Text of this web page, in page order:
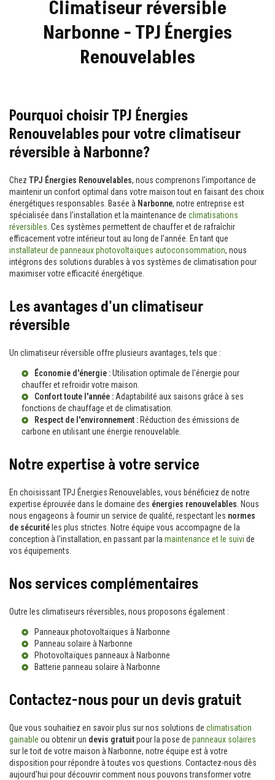
Climatiseur réversible
Narbonne - TPJ Énergies
Renouvelables
Pourquoi choisir TPJ Énergies
Renouvelables pour votre climatiseur
réversible à Narbonne?
Chez TPJ Énergies Renouvelables, nous comprenons l'importance de
maintenir un confort optimal dans votre maison tout en faisant des choix
énergétiques responsables. Basée à Narbonne, notre entreprise est
spécialisée dans l'installation et la maintenance de climatisations
réversibles . Ces systèmes permettent de chauffer et de rafraîchir
efficacement votre intérieur tout au long de l'année. En tant que
installateur de panneaux photovoltaïques autoconsommation, nous
intégrons des solutions durables à vos systèmes de climatisation pour
maximiser votre efficacité énergétique.
Les avantages d'un climatiseur
réversible
Un climatiseur réversible offre plusieurs avantages, tels que :
Économie d'énergie :Utilisation optimale de l'énergie pour
chauffer et refroidir votre maison.
Confort toute l'année : Adaptabilité aux saisons grâce à ses
fonctions de chauffage et de climatisation.
Respect de l'environnement : Réduction des émissions de
carbone en utilisant une énergie renouvelable.
Notre expertise à votre service
En choisissant TPJ Énergies Renouvelables, vous bénéficiez de notre
expertise éprouvée dans le domaine des énergies renouvelables . Nous
nous engageons à fournir un service de qualité, respectant les normes
de sécurité les plus strictes. Notre équipe vous accompagne de la
conception à l'installation, en passant par la maintenance et le suivi de
vos équipements.
Nos services complémentaires
Outre les climatiseurs réversibles, nous proposons également :
Panneaux photovoltaïques à Narbonne
Panneau solaire à Narbonne
Photovoltaïques panneaux à Narbonne
Batterie panneau solaire à Narbonne
Contactez-nous pour un devis gratuit
Que vous souhaitiez en savoir plus sur nos solutions de climatisation
gainable ou obtenir un devis gratuitpour la pose de panneaux solaires
sur le toit de votre maison à Narbonne, notre équipe est à votre
disposition pour répondre à toutes vos questions. Contactez-nous dès
aujourd'hui pour découvrir comment nous pouvons transformer votre